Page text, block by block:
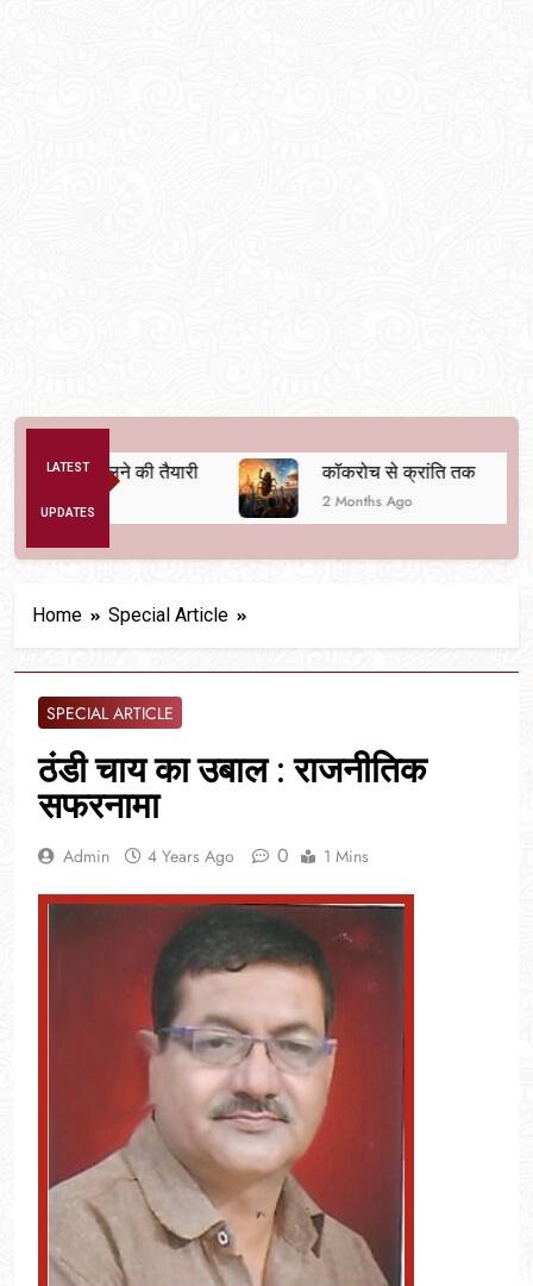
LATEST
UPDATES
बदलने की तैयारी कॉकरोच से क्रांति तक
2 Months Ago
Home Special Article
SPECIAL ARTICLE
ठंडी चाय का उबाल : राजनीतिक
सफरनामा
Admin 4 Years Ago 0 1 Mins